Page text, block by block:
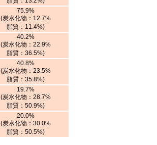
75.9%
(炭水化物：12.7%
脂質：11.4%)
40.2%
(炭水化物：22.9%
脂質：36.5%)
40.8%
(炭水化物：23.5%
脂質：35.8%)
19.7%
(炭水化物：28.7%
脂質：50.9%)
20.0%
(炭水化物：30.0%
脂質：50.5%)